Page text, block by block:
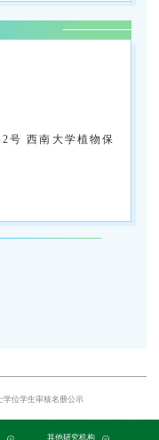
号 西南大学植物保
学位学生审核名册公示
科生院 研究生院 科学技术发展研究院
资源环境学院
农业大学 华南农业大学 山西农业大学
其他研究机构
院 中国农业科学院 重庆市农业科学院